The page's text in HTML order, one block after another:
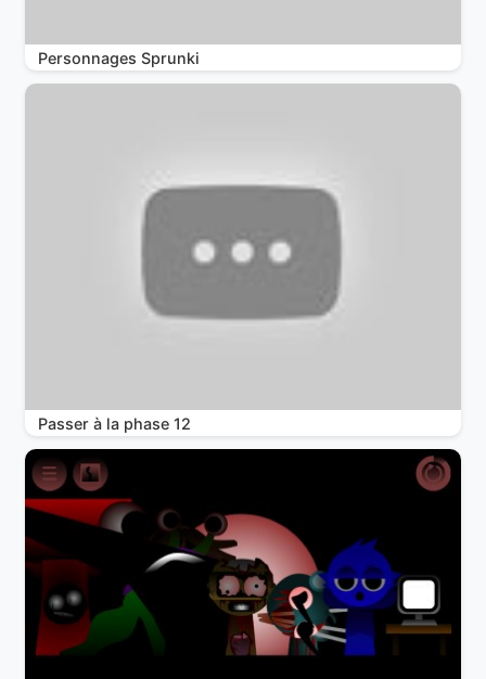
Personnages Sprunki
Passer à la phase 12